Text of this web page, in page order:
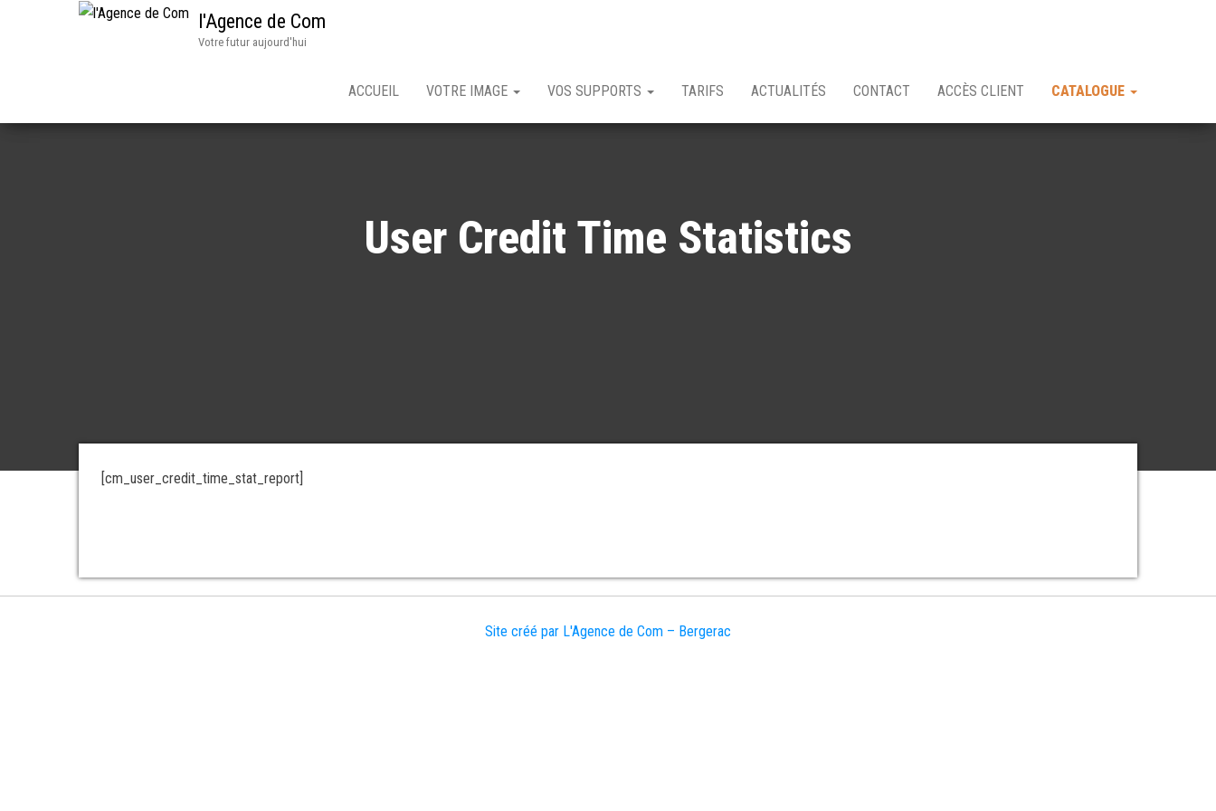
l'Agence de Com
Votre futur aujourd'hui
ACCUEIL VOTRE IMAGE VOS SUPPORTS TARIFS ACTUALITÉS CONTACT ACCÈS CLIENT CATALOGUE
User Credit Time Statistics
[cm_user_credit_time_stat_report]
Site créé par L'Agence de Com – Bergerac